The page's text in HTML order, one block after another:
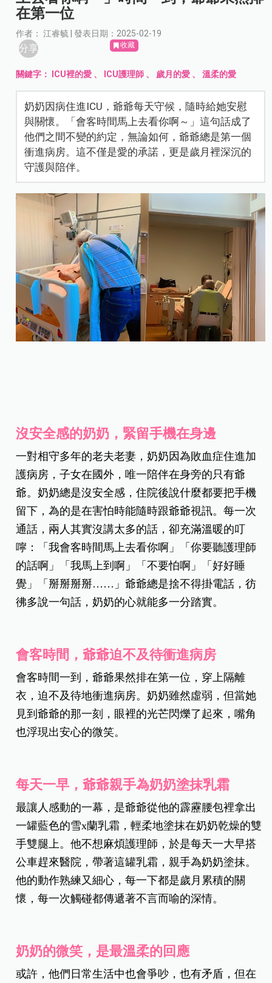
在第一位
作者： 江睿毓 | 發表日期：2025-02-19
分享 收藏
關鍵字： ICU裡的愛 、 ICU護理師 、 歲月的愛 、溫柔的愛
奶奶因病住進ICU，爺爺每天守候，隨時給她安慰
與關懷。「會客時間馬上去看你啊～」這句話成了
他們之間不變的約定，無論如何，爺爺總是第一個
衝進病房。這不僅是愛的承諾，更是歲月裡深沉的
守護與陪伴。
沒安全感的奶奶，緊留手機在身邊
一對相守多年的老夫老妻，奶奶因為敗血症住進加
護病房，子女在國外，唯一陪伴在身旁的只有爺
爺。奶奶總是沒安全感，住院後說什麼都要把手機
留下，為的是在害怕時能隨時跟爺爺視訊。每一次
通話，兩人其實沒講太多的話，卻充滿溫暖的叮
嚀：「我會客時間馬上去看你啊」「你要聽護理師
的話啊」「我馬上到啊」「不要怕啊」「好好睡
覺」「掰掰掰掰……」爺爺總是捨不得掛電話，彷
彿多說一句話，奶奶的心就能多一分踏實。
會客時間，爺爺迫不及待衝進病房
會客時間一到，爺爺果然排在第一位，穿上隔離
衣，迫不及待地衝進病房。奶奶雖然虛弱，但當她
見到爺爺的那一刻，眼裡的光芒閃爍了起來，嘴角
也浮現出安心的微笑。
每天一早，爺爺親手為奶奶塗抹乳霜
最讓人感動的一幕，是爺爺從他的霹靂腰包裡拿出
一罐藍色的雪x蘭乳霜，輕柔地塗抹在奶奶乾燥的雙
手雙腿上。他不想麻煩護理師，於是每天一大早搭
公車趕來醫院，帶著這罐乳霜，親手為奶奶塗抹。
他的動作熟練又細心，每一下都是歲月累積的關
懷，每一次觸碰都傳遞著不言而喻的深情。
奶奶的微笑，是最溫柔的回應
或許，他們日常生活中也會爭吵，也有矛盾，但在